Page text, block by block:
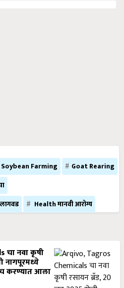
Soybean Farming
Goat Rearing
Health मानवी आरोग्य
चा नवा कृषी
नागपूरमध्ये
करण्यात आला